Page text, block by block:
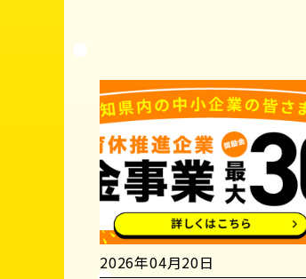
2026年04月20日